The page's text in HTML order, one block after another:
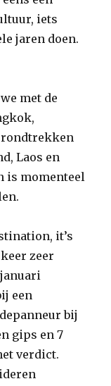
iets
jaren doen.
met de
rondtrekken
Laos en
is momenteel
it’s
zeer
een
bij
gips en 7
verdict.